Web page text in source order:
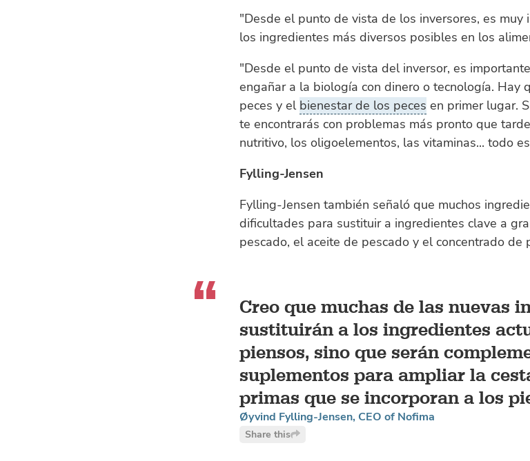
"Desde el punto de vista de los inversores, es muy
los ingredientes más diversos posibles en los
"Desde el punto de vista del inversor, es
engañar a la biología con dinero o tecnología. Hay
peces y el bienestar de los peces en primer lugar.
te encontrarás con problemas más pronto que
nutritivo, los oligoelementos, las vitaminas... todo
Fylling-Jensen
Fylling-Jensen también señaló que muchos
dificultades para sustituir a ingredientes clave a
pescado, el aceite de pescado y el concentrado de
Creo que muchas de las nuevas
sustituirán a los ingredientes
piensos, sino que serán
suplementos para ampliar la
primas que se incorporan a los
Øyvind Fylling-Jensen, CEO of Nofima
Share this